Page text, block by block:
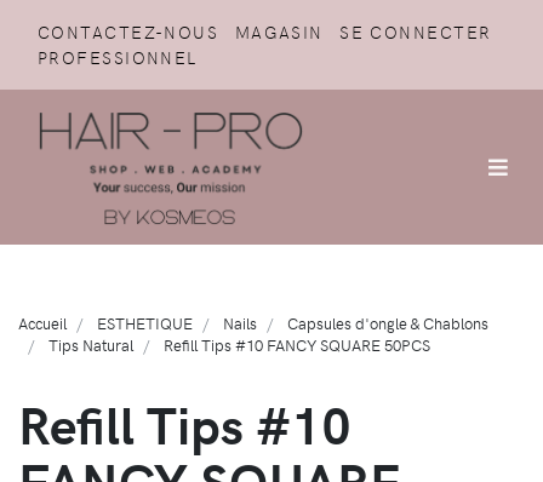
CONTACTEZ-NOUS MAGASIN
SE CONNECTER
PROFESSIONNEL
Accueil ESTHETIQUE Nails
Capsules d'ongle & Chablons
Tips Natural
Refill Tips #10 FANCY SQUARE 50PCS
Refill Tips #10